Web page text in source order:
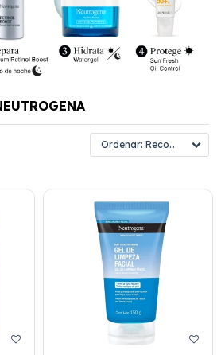
Recomendados